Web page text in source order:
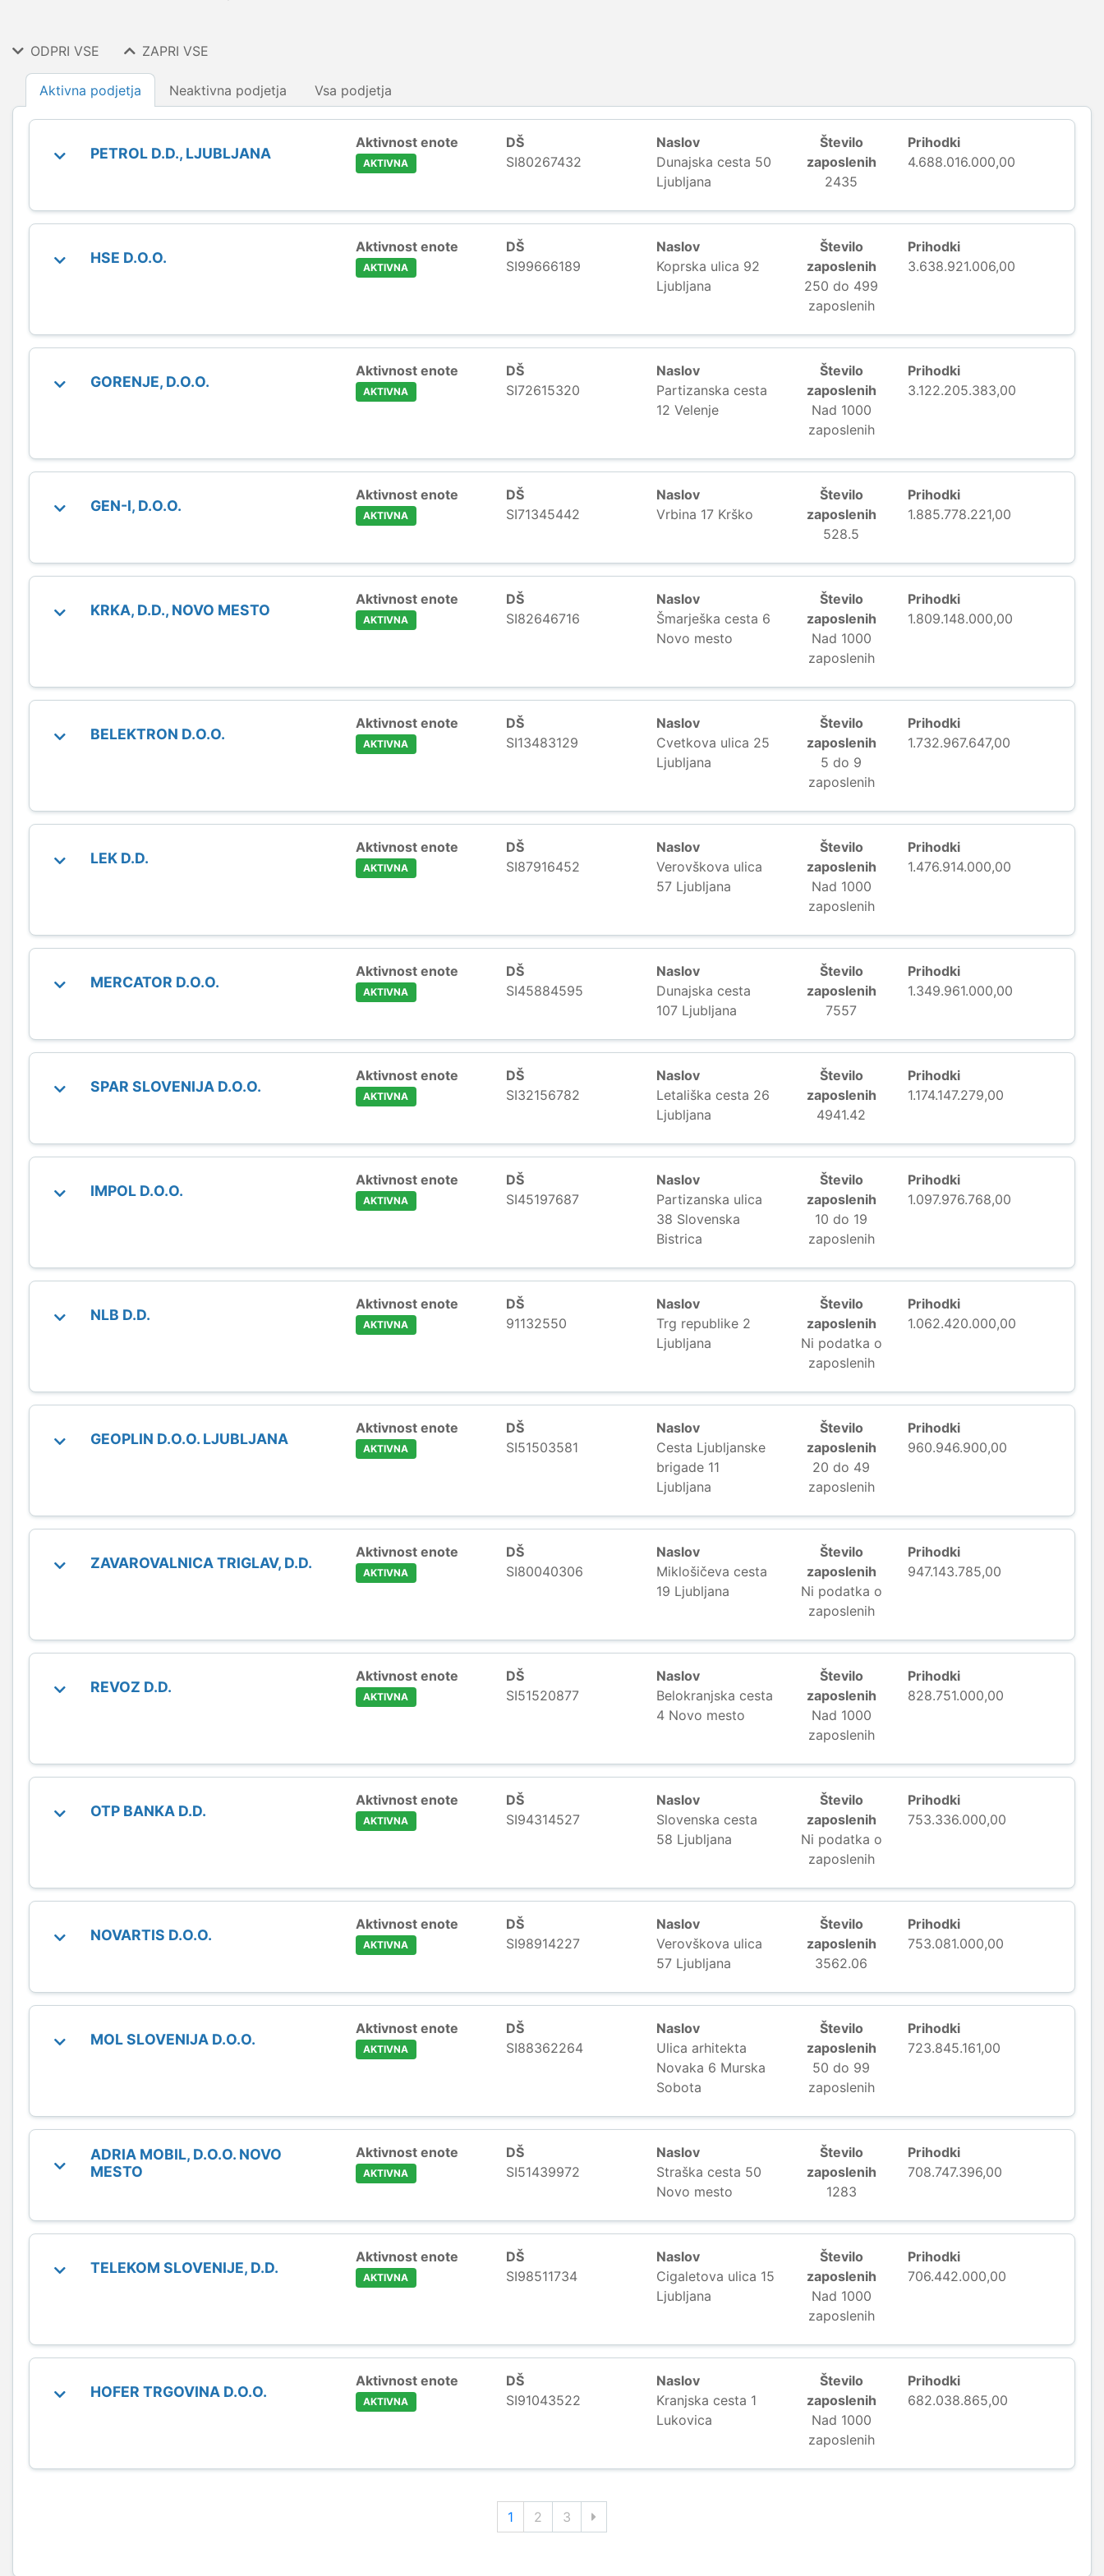
ODPRI VSE ZAPRI VSE
Aktivna podjetja Neaktivna podjetja Vsa podjetja
PETROL D.D., LJUBLJANA
Aktivnost enote
AKTIVNA
DŠ
SI80267432
Naslov
Dunajska cesta 50
Ljubljana
Število
zaposlenih
2435
Prihodki
4.688.016.000,00
HSE D.O.O.
Aktivnost enote
AKTIVNA
DŠ
SI99666189
Naslov
Koprska ulica 92
Ljubljana
Število
zaposlenih
250 do 499
zaposlenih
Prihodki
3.638.921.006,00
GORENJE, D.O.O.
Aktivnost enote
AKTIVNA
DŠ
SI72615320
Naslov
Partizanska cesta
12 Velenje
Število
zaposlenih
Nad 1000
zaposlenih
Prihodki
3.122.205.383,00
GEN-I, D.O.O.
Aktivnost enote
AKTIVNA
DŠ
SI71345442
Naslov
Vrbina 17 Krško
Število
zaposlenih
528.5
Prihodki
1.885.778.221,00
KRKA, D.D., NOVO MESTO
Aktivnost enote
AKTIVNA
DŠ
SI82646716
Naslov
Šmarješka cesta 6
Novo mesto
Število
zaposlenih
Nad 1000
zaposlenih
Prihodki
1.809.148.000,00
BELEKTRON D.O.O.
Aktivnost enote
AKTIVNA
DŠ
SI13483129
Naslov
Cvetkova ulica 25
Ljubljana
Število
zaposlenih
5 do 9
zaposlenih
Prihodki
1.732.967.647,00
LEK D.D.
Aktivnost enote
AKTIVNA
DŠ
SI87916452
Naslov
Verovškova ulica
57 Ljubljana
Število
zaposlenih
Nad 1000
zaposlenih
Prihodki
1.476.914.000,00
MERCATOR D.O.O.
Aktivnost enote
AKTIVNA
DŠ
SI45884595
Naslov
Dunajska cesta
107 Ljubljana
Število
zaposlenih
7557
Prihodki
1.349.961.000,00
SPAR SLOVENIJA D.O.O.
Aktivnost enote
AKTIVNA
DŠ
SI32156782
Naslov
Letališka cesta 26
Ljubljana
Število
zaposlenih
4941.42
Prihodki
1.174.147.279,00
IMPOL D.O.O.
Aktivnost enote
AKTIVNA
DŠ
SI45197687
Naslov
Partizanska ulica
38 Slovenska
Bistrica
Število
zaposlenih
10 do 19
zaposlenih
Prihodki
1.097.976.768,00
NLB D.D.
Aktivnost enote
AKTIVNA
DŠ
91132550
Naslov
Trg republike 2
Ljubljana
Število
zaposlenih
Ni podatka o
zaposlenih
Prihodki
1.062.420.000,00
GEOPLIN D.O.O. LJUBLJANA
Aktivnost enote
AKTIVNA
DŠ
SI51503581
Naslov
Cesta Ljubljanske
brigade 11
Ljubljana
Število
zaposlenih
20 do 49
zaposlenih
Prihodki
960.946.900,00
ZAVAROVALNICA TRIGLAV, D.D.
Aktivnost enote
AKTIVNA
DŠ
SI80040306
Naslov
Miklošičeva cesta
19 Ljubljana
Število
zaposlenih
Ni podatka o
zaposlenih
Prihodki
947.143.785,00
REVOZ D.D.
Aktivnost enote
AKTIVNA
DŠ
SI51520877
Naslov
Belokranjska cesta
4 Novo mesto
Število
zaposlenih
Nad 1000
zaposlenih
Prihodki
828.751.000,00
OTP BANKA D.D.
Aktivnost enote
AKTIVNA
DŠ
SI94314527
Naslov
Slovenska cesta
58 Ljubljana
Število
zaposlenih
Ni podatka o
zaposlenih
Prihodki
753.336.000,00
NOVARTIS D.O.O.
Aktivnost enote
AKTIVNA
DŠ
SI98914227
Naslov
Verovškova ulica
57 Ljubljana
Število
zaposlenih
3562.06
Prihodki
753.081.000,00
MOL SLOVENIJA D.O.O.
Aktivnost enote
AKTIVNA
DŠ
SI88362264
Naslov
Ulica arhitekta
Novaka 6 Murska
Sobota
Število
zaposlenih
50 do 99
zaposlenih
Prihodki
723.845.161,00
ADRIA MOBIL, D.O.O. NOVO
MESTO
Aktivnost enote
AKTIVNA
DŠ
SI51439972
Naslov
Straška cesta 50
Novo mesto
Število
zaposlenih
1283
Prihodki
708.747.396,00
TELEKOM SLOVENIJE, D.D.
Aktivnost enote
AKTIVNA
DŠ
SI98511734
Naslov
Cigaletova ulica 15
Ljubljana
Število
zaposlenih
Nad 1000
zaposlenih
Prihodki
706.442.000,00
HOFER TRGOVINA D.O.O.
Aktivnost enote
AKTIVNA
DŠ
SI91043522
Naslov
Kranjska cesta 1
Lukovica
Število
zaposlenih
Nad 1000
zaposlenih
Prihodki
682.038.865,00
1 2 3